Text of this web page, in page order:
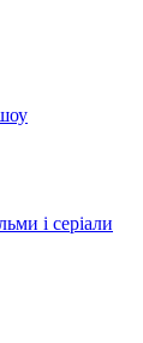
і серіали